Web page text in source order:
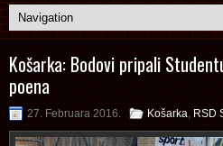
Košarka: Bodovi pripali
poena
27. Februara 2016. Košarka RSD